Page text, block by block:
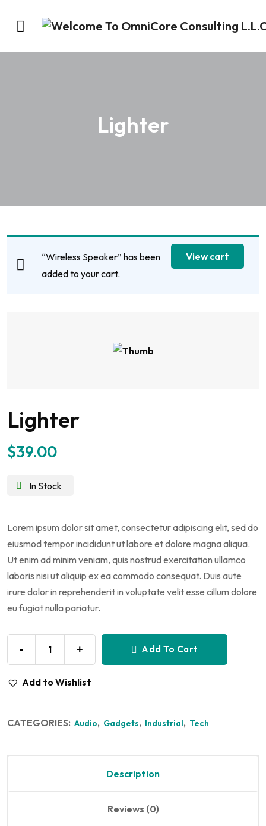
Lighter
View cart
“Wireless Speaker” has been
added to your cart.
Lighter
$39.00
In Stock
Lorem ipsum dolor sit amet, consectetur adipiscing elit, sed do
eiusmod tempor incididunt ut labore et dolore magna aliqua.
Ut enim ad minim veniam, quis nostrud exercitation ullamco
laboris nisi ut aliquip ex ea commodo consequat. Duis aute
irure dolor in reprehenderit in voluptate velit esse cillum dolore
eu fugiat nulla pariatur.
- + Add To Cart
Add to Wishlist
CATEGORIES: Audio, Gadgets, Industrial, Tech
Description
Reviews (0)